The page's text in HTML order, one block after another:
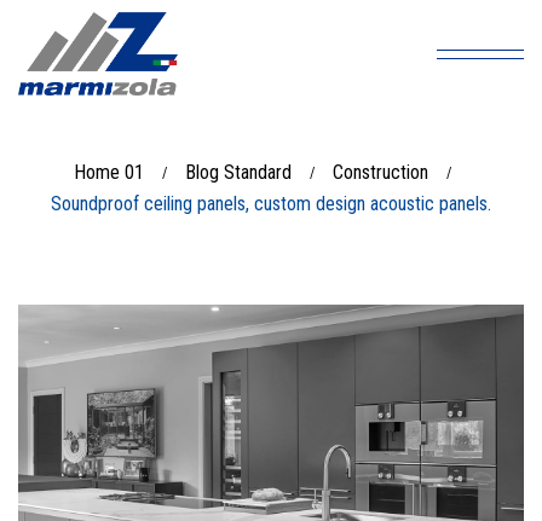
Home 01 / Blog Standard / Construction /
Soundproof ceiling panels, custom design acoustic panels.